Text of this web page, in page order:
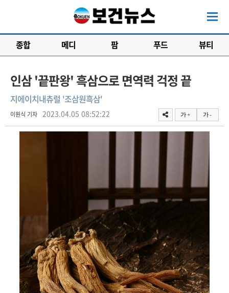
종합 메디 팜 푸드 뷰티
인삼 '끝판왕' 흑삼으로 면역력 걱정 끝
지에이치내츄럴 '조삼원흑삼'
이원식 기자 2023.04.05 08:52:22 가 + 가 -